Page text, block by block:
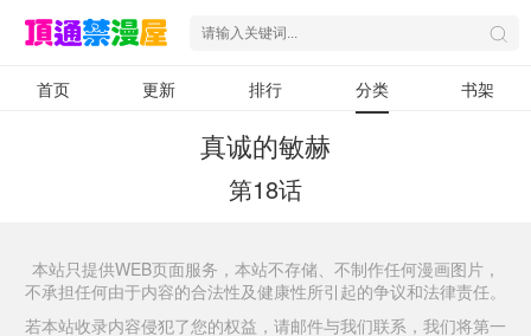
首页 更新 排行 分类 书架
真诚的敏赫
第18话
本站只提供WEB页面服务，本站不存储、不制作任何漫画图片，
不承担任何由于内容的合法性及健康性所引起的争议和法律责任。
若本站收录内容侵犯了您的权益，请邮件与我们联系，我们将第一